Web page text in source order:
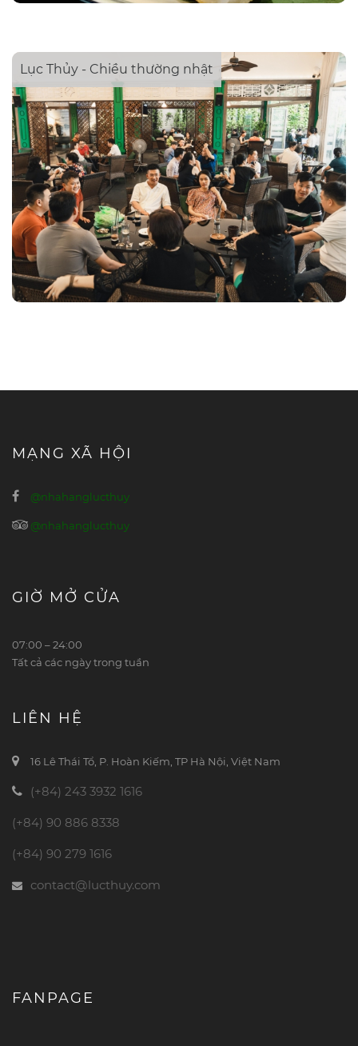
Lục Thủy - Chiều thường nhật
MẠNG XÃ HỘI
@nhahanglucthuy
@nhahanglucthuy
GIỜ MỞ CỬA
07:00 – 24:00
Tất cả các ngày trong tuần
LIÊN HỆ
16 Lê Thái Tổ, P. Hoàn Kiếm, TP Hà Nội, Việt Nam
(+84) 243 3932 1616
(+84) 90 886 8338
(+84) 90 279 1616
contact@lucthuy.com
FANPAGE